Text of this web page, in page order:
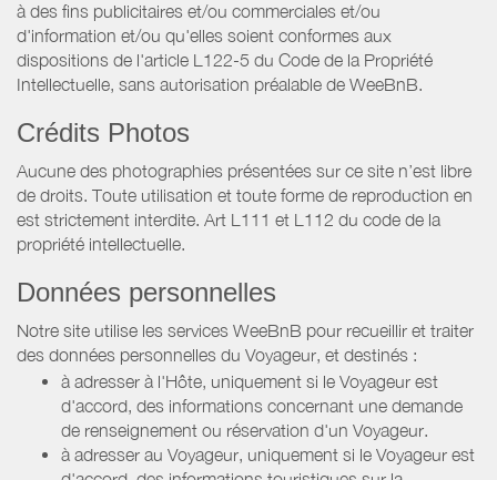
à des fins publicitaires et/ou commerciales et/ou
d'information et/ou qu'elles soient conformes aux
dispositions de l'article L122-5 du Code de la Propriété
Intellectuelle, sans autorisation préalable de WeeBnB.
Crédits Photos
Aucune des photographies présentées sur ce site n’est libre
de droits. Toute utilisation et toute forme de reproduction en
est strictement interdite. Art L111 et L112 du code de la
propriété intellectuelle.
Données personnelles
Notre site utilise les services WeeBnB pour recueillir et traiter
des données personnelles du Voyageur, et destinés :
à adresser à l'Hôte, uniquement si le Voyageur est
d'accord, des informations concernant une demande
de renseignement ou réservation d'un Voyageur.
à adresser au Voyageur, uniquement si le Voyageur est